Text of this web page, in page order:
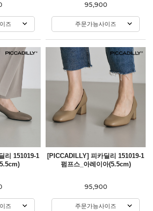
즈
95,900
주문가능사이즈
리 151019-1
즈
[PICCADILLY] 피카딜리 151019-1
펌프스_아레이아(5.5cm)
95,900
주문가능사이즈